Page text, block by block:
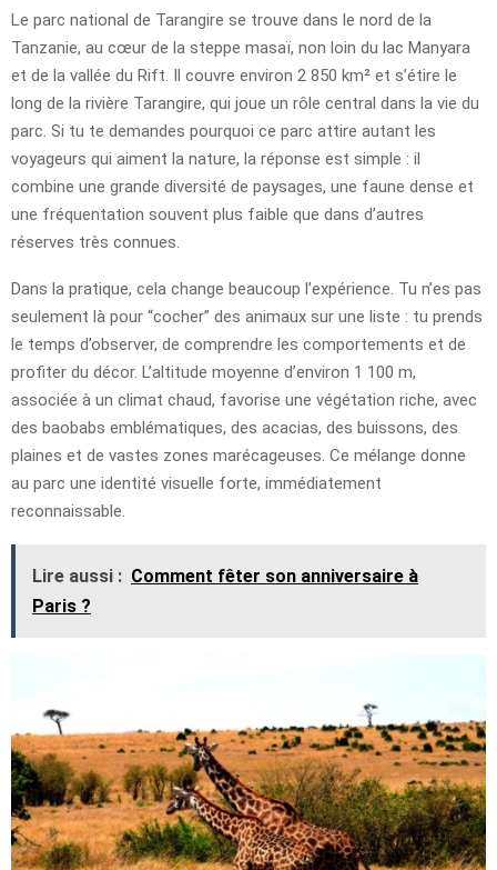
Le parc national de Tarangire se trouve dans le nord de la
Tanzanie, au cœur de la steppe masaï, non loin du lac Manyara
et de la vallée du Rift. Il couvre environ 2 850 km² et s’étire le
long de la rivière Tarangire, qui joue un rôle central dans la vie du
parc. Si tu te demandes pourquoi ce parc attire autant les
voyageurs qui aiment la nature, la réponse est simple : il
combine une grande diversité de paysages, une faune dense et
une fréquentation souvent plus faible que dans d’autres
réserves très connues.
Dans la pratique, cela change beaucoup l’expérience. Tu n’es pas
seulement là pour “cocher” des animaux sur une liste : tu prends
le temps d’observer, de comprendre les comportements et de
profiter du décor. L’altitude moyenne d’environ 1 100 m,
associée à un climat chaud, favorise une végétation riche, avec
des baobabs emblématiques, des acacias, des buissons, des
plaines et de vastes zones marécageuses. Ce mélange donne
au parc une identité visuelle forte, immédiatement
reconnaissable.
Lire aussi : Comment fêter son anniversaire à
Paris ?